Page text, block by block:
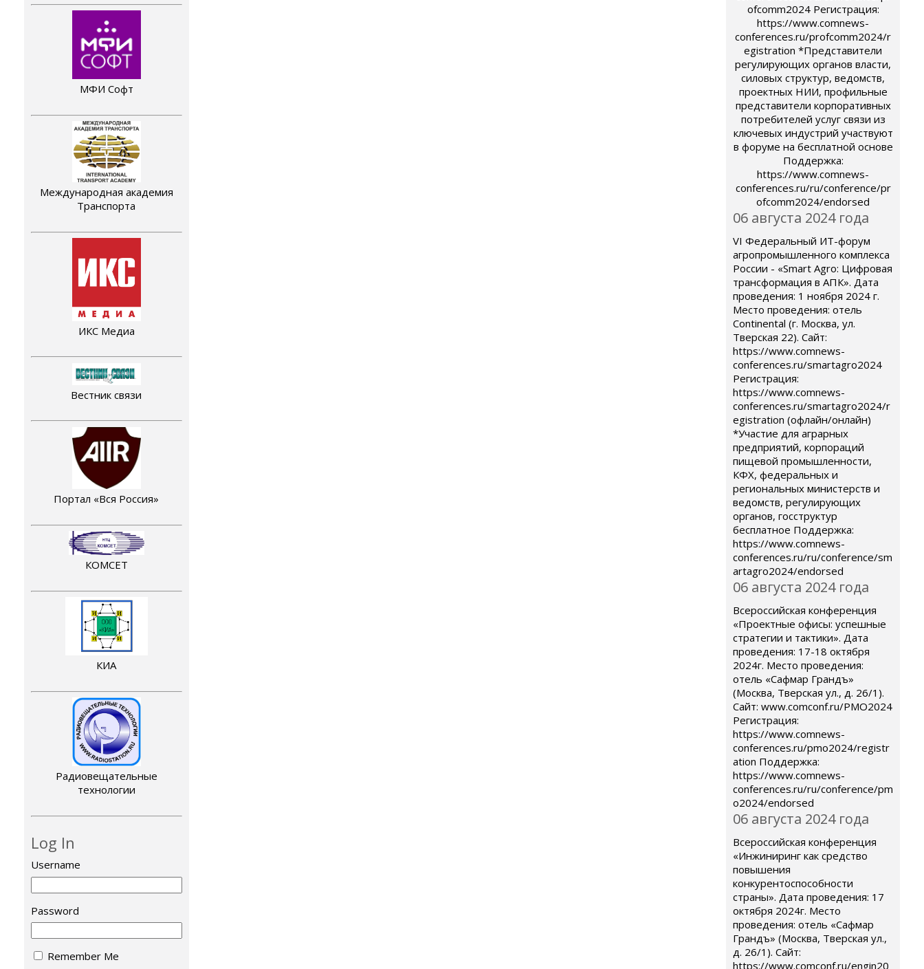
МФИ Софт
Международная академия
Транспорта
ИКС Медиа
Вестник связи
Портал «Вся Россия»
КОМСЕТ
КИА
Радиовещательные
технологии
Log In
Username
Password
Remember Me
ofcomm2024 Регистрация:
https://www.comnews-
conferences.ru/profcomm2024/r
egistration *Представители
регулирующих органов власти,
силовых структур, ведомств,
проектных НИИ, профильные
представители корпоративных
потребителей услуг связи из
ключевых индустрий участвуют
в форуме на бесплатной основе
Поддержка:
https://www.comnews-
conferences.ru/ru/conference/pr
ofcomm2024/endorsed
06 августа 2024 года
VI Федеральный ИТ-форум
агропромышленного комплекса
России - «Smart Agro: Цифровая
трансформация в АПК». Дата
проведения: 1 ноября 2024 г.
Место проведения: отель
Continental (г. Москва, ул.
Тверская 22). Сайт:
https://www.comnews-
conferences.ru/smartagro2024
Регистрация:
https://www.comnews-
conferences.ru/smartagro2024/r
egistration (офлайн/онлайн)
*Участие для аграрных
предприятий, корпораций
пищевой промышленности,
КФХ, федеральных и
региональных министерств и
ведомств, регулирующих
органов, госструктур
бесплатное Поддержка:
https://www.comnews-
conferences.ru/ru/conference/sm
artagro2024/endorsed
06 августа 2024 года
Всероссийская конференция
«Проектные офисы: успешные
стратегии и тактики». Дата
проведения: 17-18 октября
2024г. Место проведения:
отель «Сафмар Грандъ»
(Москва, Тверская ул., д. 26/1).
Сайт: www.comconf.ru/PMO2024
Регистрация:
https://www.comnews-
conferences.ru/pmo2024/registr
ation Поддержка:
https://www.comnews-
conferences.ru/ru/conference/pm
o2024/endorsed
06 августа 2024 года
Всероссийская конференция
«Инжиниринг как средство
повышения
конкурентоспособности
страны». Дата проведения: 17
октября 2024г. Место
проведения: отель «Сафмар
Грандъ» (Москва, Тверская ул.,
д. 26/1). Сайт:
https://www.comconf.ru/engin20